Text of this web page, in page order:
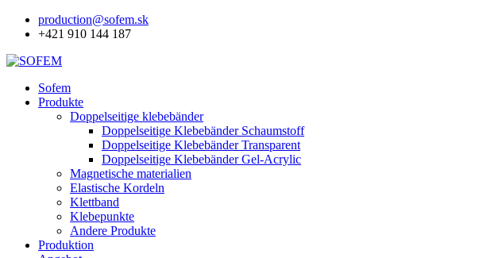
production@sofem.sk
+421 910 144 187
Sofem
Produkte
Doppelseitige klebebänder
Doppelseitige Klebebänder Schaumstoff
Doppelseitige Klebebänder Transparent
Doppelseitige Klebebänder Gel-Acrylic
Magnetische materialien
Elastische Kordeln
Klettband
Klebepunkte
Andere Produkte
Produktion